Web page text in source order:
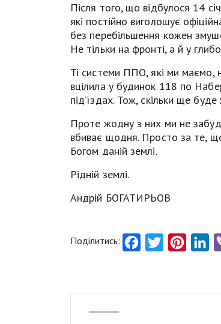
Після того, що відбулося 14
які постійно виголошує
без перебільшення кожен
Не тільки на фронті, а й у
Ті системи ППО, які ми маємо,
вцілила у будинок 118 по
під’їздах. Тож, скільки ще
Проте жодну з них ми не
вбиває щодня. Просто за те,
Богом даній землі.
Рідній землі.
Андрій БОГАТИРЬОВ
Поділитись: FacebookTwitter